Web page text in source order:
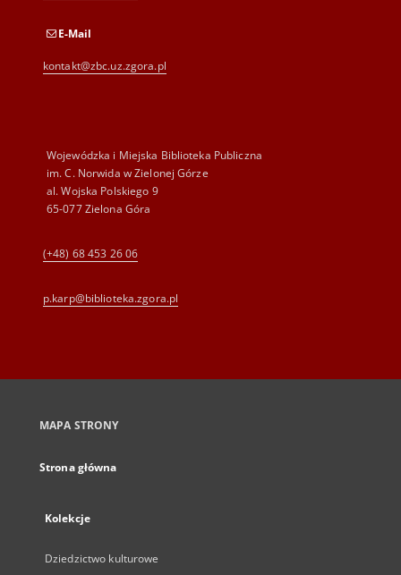
E-Mail
kontakt@zbc.uz.zgora.pl
Wojewódzka i Miejska Biblioteka Publiczna
im. C. Norwida w Zielonej Górze
al. Wojska Polskiego 9
65-077 Zielona Góra
(+48) 68 453 26 06
p.karp@biblioteka.zgora.pl
MAPA STRONY
Strona główna
Kolekcje
Dziedzictwo kulturowe